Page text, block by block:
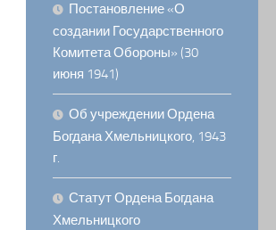
Постановление «О
создании Государственного
Комитета Обороны» (30
июня 1941)
Об учреждении Ордена
Богдана Хмельницкого, 1943
г.
Статут Ордена Богдана
Хмельницкого